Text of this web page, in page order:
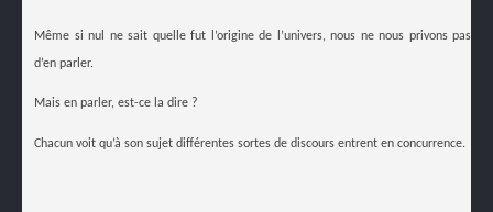
Même si nul ne sait quelle fut l’origine de l’univers, nous ne nous privons pas
d’en parler.
Mais en parler, est-ce la dire ?
Chacun voit qu’à son sujet différentes sortes de discours entrent en concurrence.